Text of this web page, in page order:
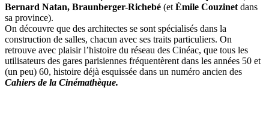
Bernard Natan, Braunberger-Richebé (et Émile Couzinet dans
sa province).
On découvre que des architectes se sont spécialisés dans la
construction de salles, chacun avec ses traits particuliers. On
retrouve avec plaisir l’histoire du réseau des Cinéac, que tous les
utilisateurs des gares parisiennes fréquentèrent dans les années 50 et
(un peu) 60, histoire déjà esquissée dans un numéro ancien des
Cahiers de la Cinémathèque.